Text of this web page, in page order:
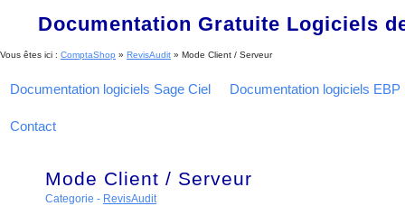
Documentation Gratuite Logiciels
Vous êtes ici : ComptaShop » RevisAudit » Mode Client / Serveur
Documentation logiciels Sage Ciel Documentation logiciels EBP
Contact
Mode Client / Serveur
Categorie - RevisAudit